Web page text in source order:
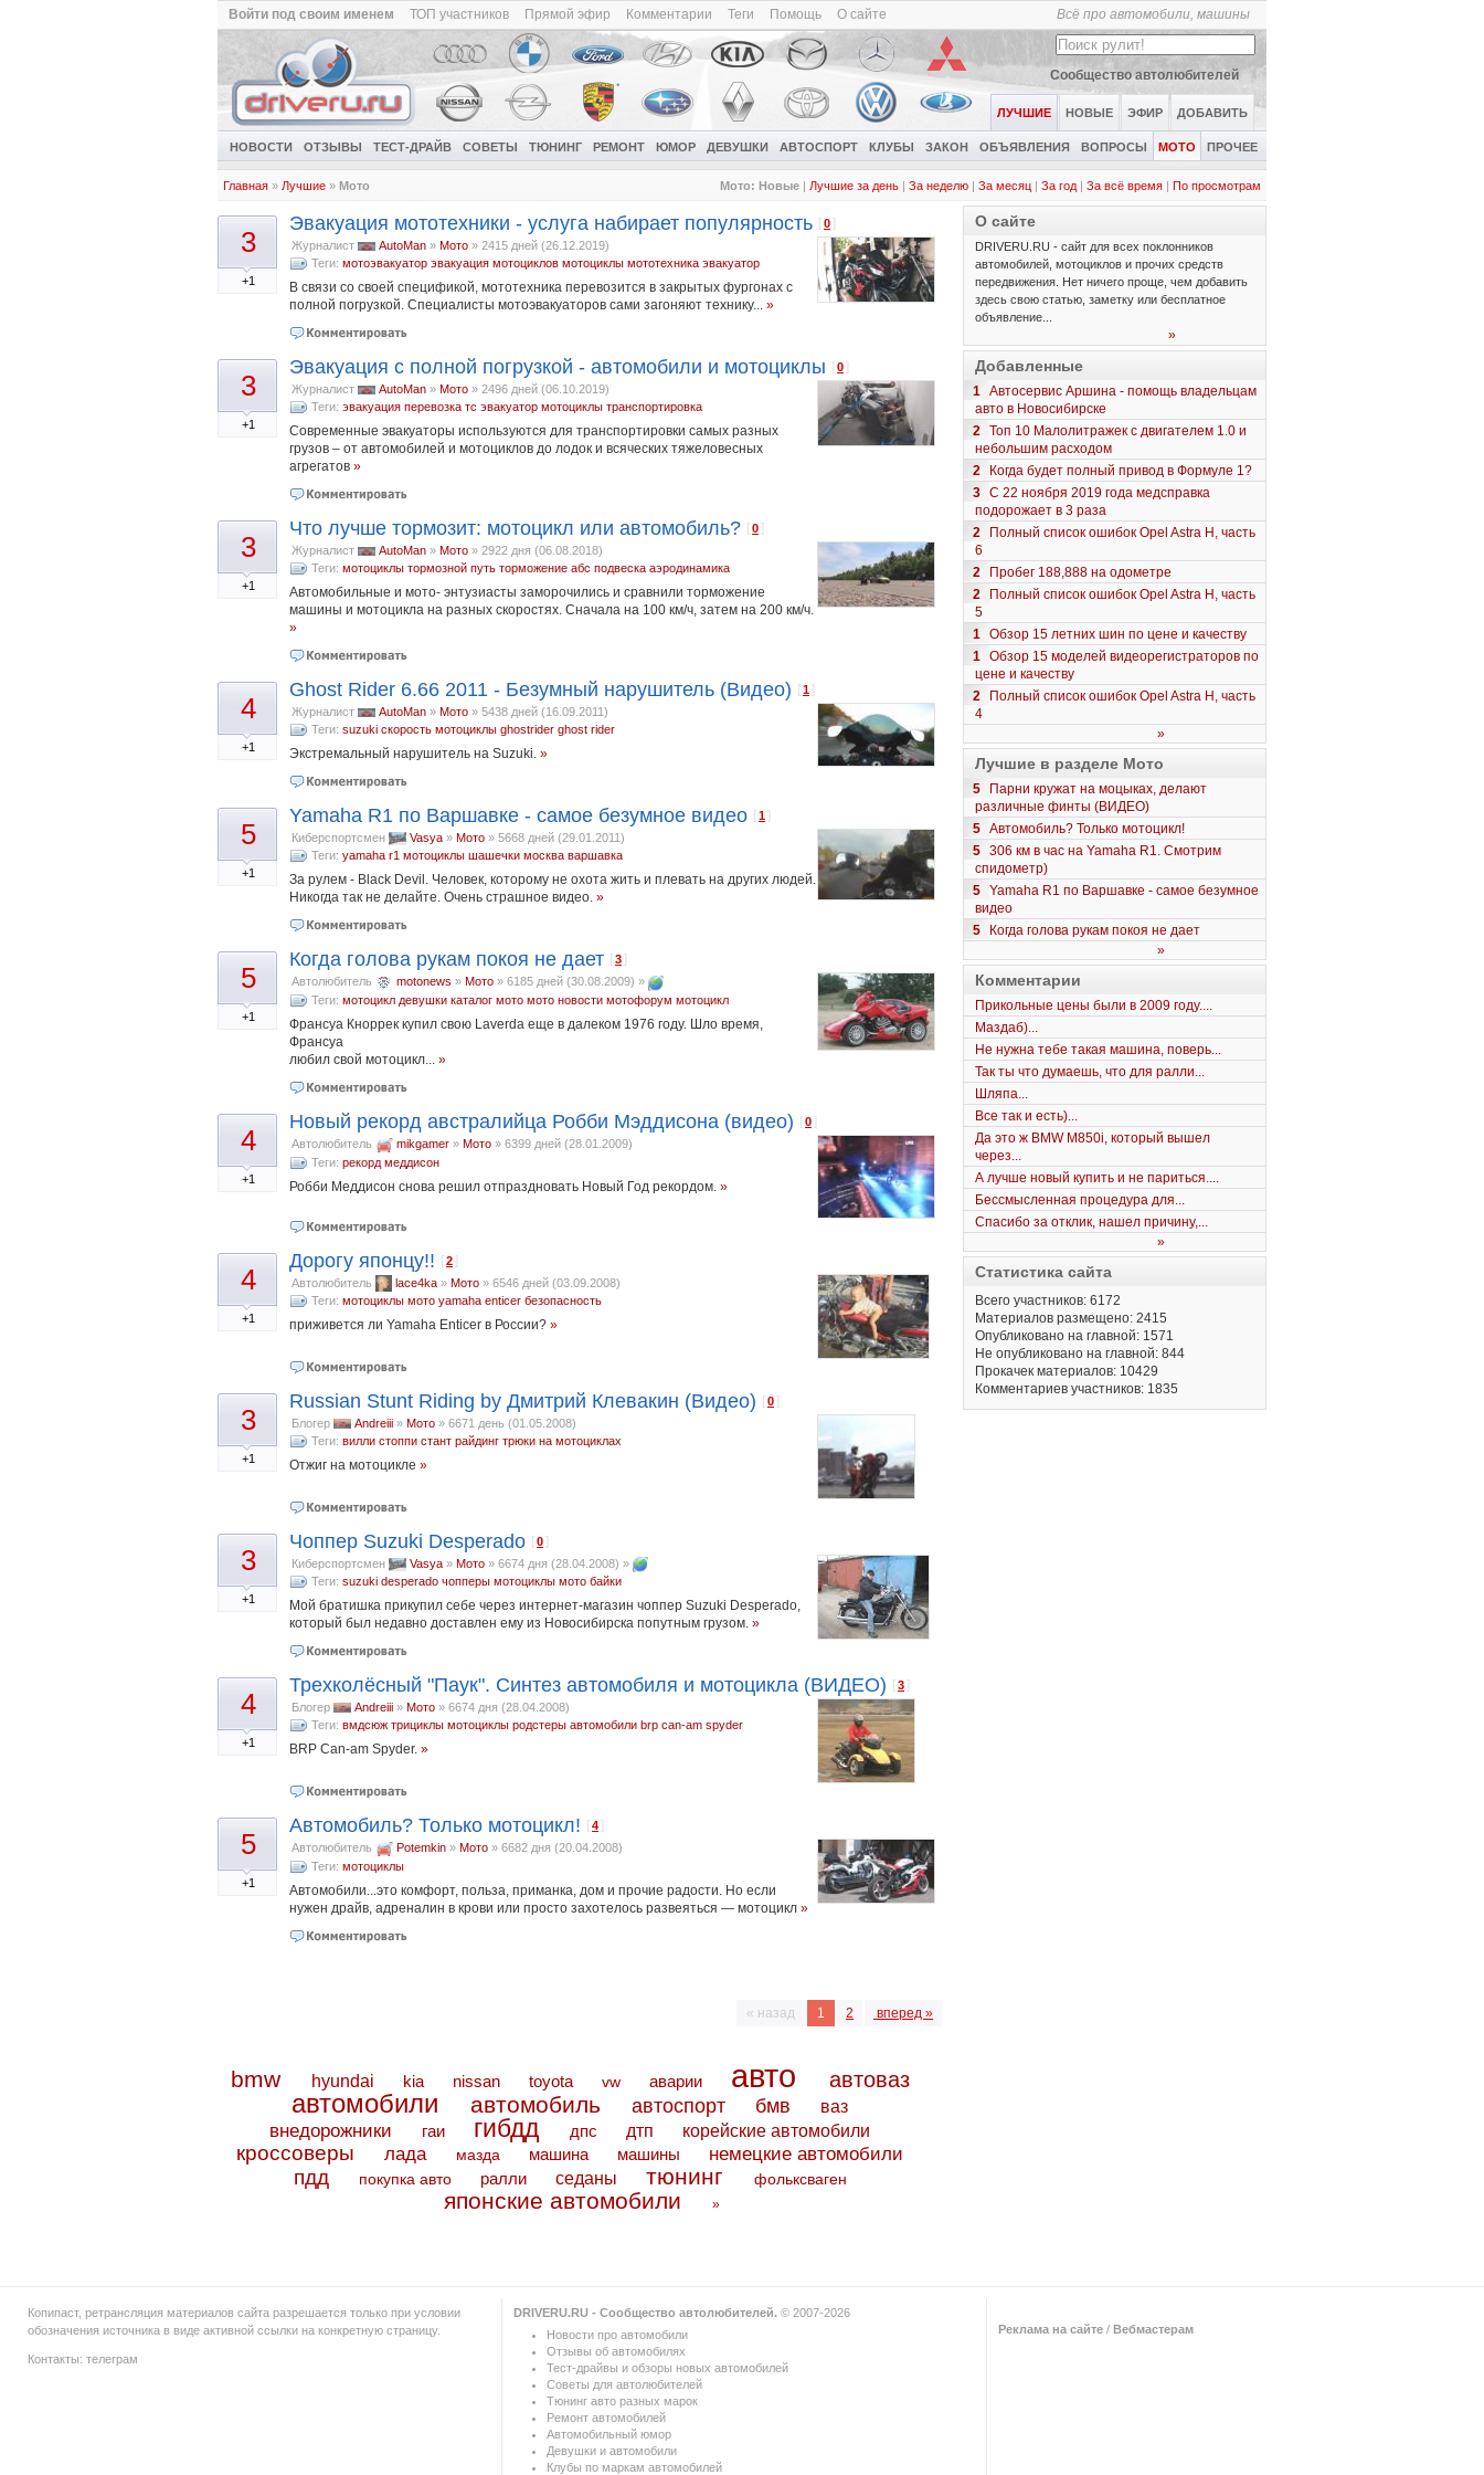
Всё про автомобили, машины
Войти под своим именем ТОП участников Прямой эфир Комментарии Теги Помощь О сайте
Сообщество автолюбителей
ЛУЧШИЕ НОВЫЕ ЭФИР ДОБАВИТЬ
НОВОСТИ ОТЗЫВЫ ТЕСТ-ДРАЙВ СОВЕТЫ ТЮНИНГ РЕМОНТ ЮМОР ДЕВУШКИ АВТОСПОРТ КЛУБЫ ЗАКОН ОБЪЯВЛЕНИЯ ВОПРОСЫ МОТО ПРОЧЕЕ
Главная » Лучшие » Мото Мото: Новые | Лучшие за день | За неделю | За месяц | За год | За всё время | По просмотрам
3
+1
Эвакуация мототехники - услуга набирает популярность [0
Журналист AutoMan » Мото » 2415 дней (26.12.2019)
Теги: мотоэвакуатор эвакуация мотоциклов мотоциклы мототехника эвакуатор
В связи со своей спецификой, мототехника перевозится в закрытых фургонах с
полной погрузкой. Специалисты мотоэвакуаторов сами загоняют технику... »
3
+1
Эвакуация с полной погрузкой - автомобили и мотоциклы [0
Журналист AutoMan » Мото » 2496 дней (06.10.2019)
Теги: эвакуация перевозка тс эвакуатор мотоциклы транспортировка
Современные эвакуаторы используются для транспортировки самых разных
грузов – от автомобилей и мотоциклов до лодок и всяческих тяжеловесных
агрегатов »
3
+1
Что лучше тормозит: мотоцикл или автомобиль? [0
Журналист AutoMan » Мото » 2922 дня (06.08.2018)
Теги: мотоциклы тормозной путь торможение абс подвеска аэродинамика
Автомобильные и мото- энтузиасты заморочились и сравнили торможение
машины и мотоцикла на разных скоростях. Сначала на 100 км/ч, затем на 200 км/ч.
»
4
+1
Ghost Rider 6.66 2011 - Безумный нарушитель (Видео) [1
Журналист AutoMan » Мото » 5438 дней (16.09.2011)
Теги: suzuki скорость мотоциклы ghostrider ghost rider
Экстремальный нарушитель на Suzuki. »
5
+1
Yamaha R1 по Варшавке - самое безумное видео [1
Киберспортсмен Vasya » Мото » 5668 дней (29.01.2011)
Теги: yamaha r1 мотоциклы шашечки москва варшавка
За рулем - Black Devil. Человек, которому не охота жить и плевать на других людей.
Никогда так не делайте. Очень страшное видео. »
5
+1
Когда голова рукам покоя не дает [3
Автолюбитель motonews » Мото » 6185 дней (30.08.2009) »
Теги: мотоцикл девушки каталог мото мото новости мотофорум мотоцикл
Франсуа Кноррек купил свою Laverda еще в далеком 1976 году. Шло время,
Франсуа
любил свой мотоцикл... »
4
+1
Новый рекорд австралийца Робби Мэддисона (видео) [0 ]
Автолюбитель mikgamer » Мото » 6399 дней (28.01.2009)
Теги: рекорд меддисон
Робби Меддисон снова решил отпраздновать Новый Год рекордом. »
4
+1
Дорогу японцу!! [2 ]
Автолюбитель lace4ka » Мото » 6546 дней (03.09.2008)
Теги: мотоциклы мото yamaha enticer безопасность
приживется ли Yamaha Enticer в России? »
3
+1
Russian Stunt Riding by Дмитрий Клевакин (Видео) [0 ]
Блогер Andreiii » Мото » 6671 день (01.05.2008)
Теги: вилли стоппи стант райдинг трюки на мотоциклах
Отжиг на мотоцикле »
3
+1
Чоппер Suzuki Desperado [0 ]
Киберспортсмен Vasya » Мото » 6674 дня (28.04.2008) »
Теги: suzuki desperado чопперы мотоциклы мото байки
Мой братишка прикупил себе через интернет-магазин чоппер Suzuki Desperado,
который был недавно доставлен ему из Новосибирска попутным грузом. »
4
+1
Трехколёсный "Паук". Синтез автомобиля и мотоцикла (ВИДЕО) [3 ]
Блогер Andreiii » Мото » 6674 дня (28.04.2008)
Теги: вмдсюж трициклы мотоциклы родстеры автомобили brp can-am spyder
BRP Can-am Spyder. »
5
+1
Автомобиль? Только мотоцикл! [4 ]
Автолюбитель Potemkin » Мото » 6682 дня (20.04.2008)
Теги: мотоциклы
Автомобили...это комфорт, польза, приманка, дом и прочие радости. Но если
нужен драйв, адреналин в крови или просто захотелось развеяться — мотоцикл »
« назад 1 2 вперед »
bmw hyundai kia nissan toyota vw аварии авто автоваз
автомобили автомобиль автоспорт бмв ваз
внедорожники гаи гибдд дпс дтп корейские автомобили
кроссоверы лада мазда машина машины немецкие автомобили
пдд покупка авто ралли седаны тюнинг фольксваген
японские автомобили »
О сайте
DRIVERU.RU - сайт для всех поклонников
автомобилей, мотоциклов и прочих средств
передвижения. Нет ничего проще, чем добавить
здесь свою статью, заметку или бесплатное
объявление...
»
Добавленные
1 Автосервис Аршина - помощь владельцам
авто в Новосибирске
2 Топ 10 Малолитражек с двигателем 1.0 и
небольшим расходом
2
Когда будет полный привод в Формуле 1?
3 С 22 ноября 2019 года медсправка
подорожает в 3 раза
2
Полный список ошибок Opel Astra H, часть
6
2
Пробег 188,888 на одометре
2
Полный список ошибок Opel Astra H, часть
5
1 Обзор 15 летних шин по цене и качеству
1 Обзор 15 моделей видеорегистраторов по
цене и качеству
2
Полный список ошибок Opel Astra H, часть
4
»
Лучшие в разделе Мото
5
Парни кружат на моцыках, делают
различные финты (ВИДЕО)
5 Автомобиль? Только мотоцикл!
5 306 км в час на Yamaha R1. Смотрим
спидометр)
5 Yamaha R1 по Варшавке - самое безумное
видео
5
Когда голова рукам покоя не дает
»
Комментарии
Прикольные цены были в 2009 году....
Маздаб)...
Не нужна тебе такая машина, поверь...
Так ты что думаешь, что для ралли...
Шляпа...
Все так и есть)...
Да это ж BMW M850i, который вышел
через...
А лучше новый купить и не париться....
Бессмысленная процедура для...
Спасибо за отклик, нашел причину,...
»
Статистика сайта
Всего участников: 6172
Материалов размещено: 2415
Опубликовано на главной: 1571
Не опубликовано на главной: 844
Прокачек материалов: 10429
Комментариев участников: 1835
Копипаст, ретрансляция материалов сайта разрешается только при условии
обозначения источника в виде активной ссылки на конкретную страницу.
Контакты: телеграм
DRIVERU.RU - Сообщество автолюбителей.© 2007-2026
Новости про автомобили
Отзывы об автомобилях
Тест-драйвы и обзоры новых автомобилей
Советы для автолюбителей
Тюнинг авто разных марок
Ремонт автомобилей
Автомобильный юмор
Девушки и автомобили
Клубы по маркам автомобилей
Реклама на сайте /Вебмастерам